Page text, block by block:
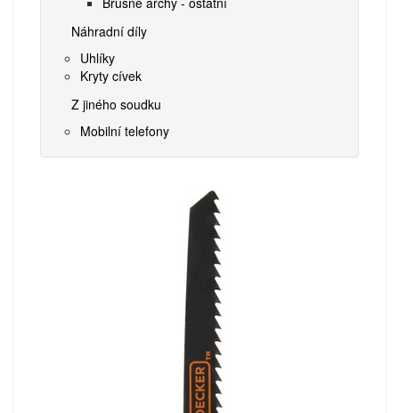
Náhradní díly
Uhlíky
Kryty cívek
Z jiného soudku
Mobilní telefony